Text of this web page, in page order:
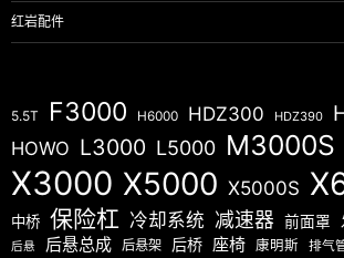
红岩配件
5.5T F3000 H6000 HDZ300 HDZ390
HOWO L3000 L5000 M3000S
X3000 X5000 X5000S
中桥 保险杠 冷却系统 减速器 前面罩
后悬 后悬总成 后悬架 后桥 座椅 康明斯 排气